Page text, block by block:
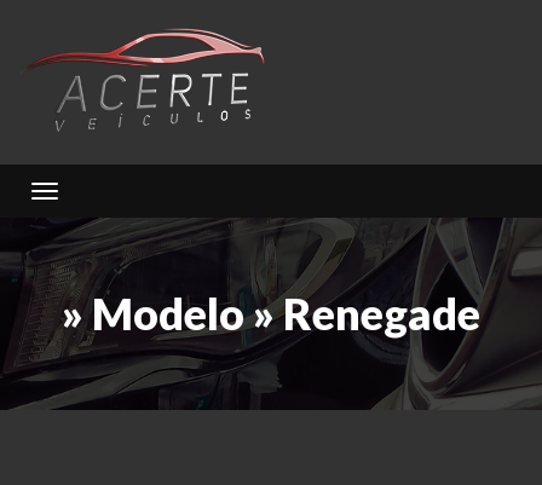
Toggle navigation
» Modelo » Renegade